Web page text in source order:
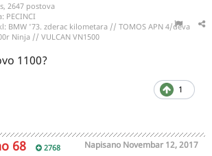
2647 postova
PECINCI
BMW '73. zderac kilometara // TOMOS APN 4/deva
Ninja // VULCAN VN1500
1100?
1
68 2768 Napisano Novembar 12, 2017